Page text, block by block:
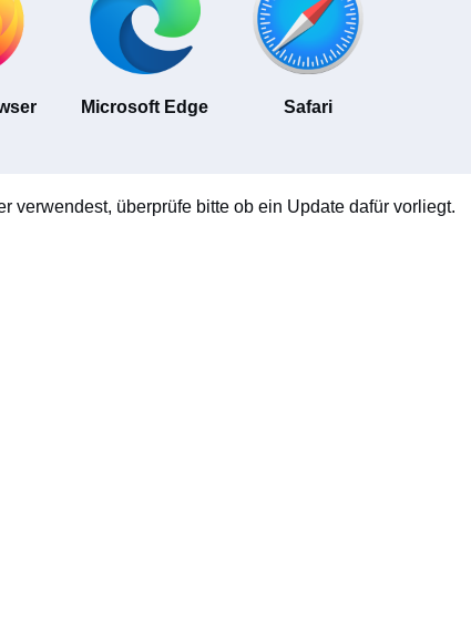
Microsoft Edge Safari
verwendest, überprüfe bitte ob ein Update dafür vorliegt.